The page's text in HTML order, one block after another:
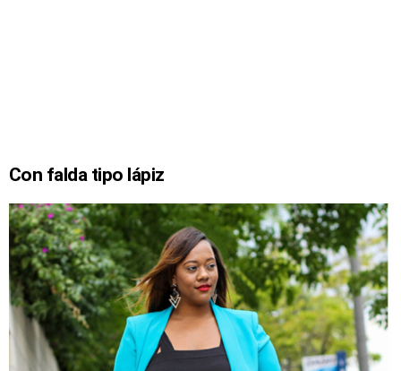
Con falda tipo lápiz